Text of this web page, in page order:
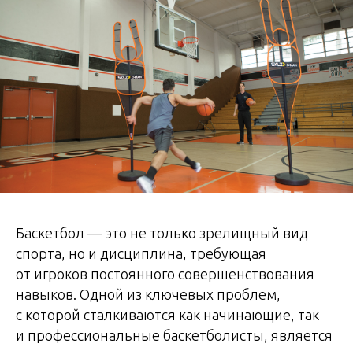
Баскетбол — это не только зрелищный вид
спорта, но и дисциплина, требующая
от игроков постоянного совершенствования
навыков. Одной из ключевых проблем,
с которой сталкиваются как начинающие, так
и профессиональные баскетболисты, является